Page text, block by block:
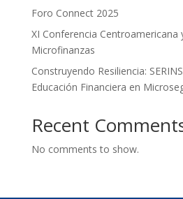
Foro Connect 2025
XI Conferencia Centroamericana
Microfinanzas
Construyendo Resiliencia:
Educación Financiera en
Recent
No comments to show.